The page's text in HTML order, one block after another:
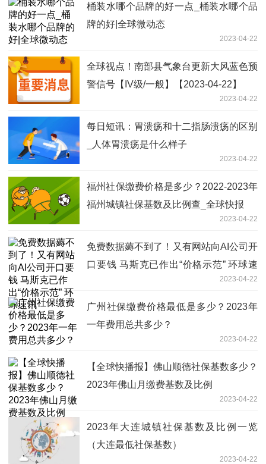
桶装水哪个品牌的好一点_桶装水哪个品
牌的好|全球微动态
2023-04-22
全球视点！南部县气象台更新大风蓝色预
警信号【IV级/一般】【2023-04-22】
2023-04-22
每日短讯：胃溃疡和十二指肠溃疡的区别
_人体胃溃疡是什么样子
2023-04-22
福州社保缴费价格是多少？2022-2023年
福州城镇社保基数及比例查_全球快报
2023-04-22
免费数据薅不到了！又有网站向AI公司开
口要钱 马斯克已作出“价格示范” 环球速
2023-04-22
广州社保缴费价格最低是多少？2023年
一年费用总共多少？
2023-04-22
【全球快播报】佛山顺德社保基数多少？
2023年佛山月缴费基数及比例
2023-04-22
2023年大连城镇社保基数及比例一览
（大连最低社保基数）
2023-04-22